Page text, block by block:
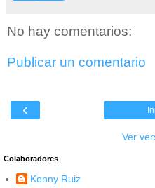
No hay comentarios:
Publicar un comentario
‹
Ver
Colaboradores
Kenny Ruiz